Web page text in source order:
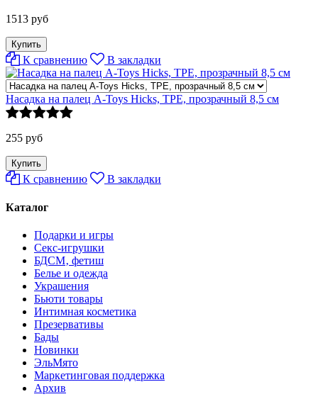
1513 руб
К сравнению В закладки
Насадка на палец A-Toys Hicks, TPE, прозрачный 8,5 см
255 руб
К сравнению В закладки
Каталог
Подарки и игры
Секс-игрушки
БДСМ‚ фетиш
Белье и одежда
Украшения
Бьюти товары
Интимная косметика
Презервативы
Бады
Новинки
ЭльМято
Маркетинговая поддержка
Архив